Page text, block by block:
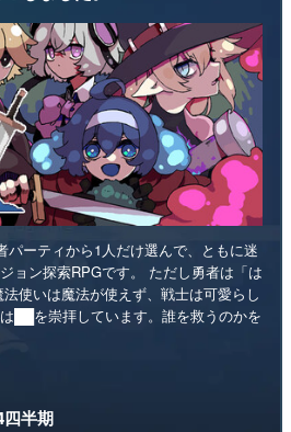
パーティから1人だけ選んで、ともに迷
ョン探索RPGです。 ただし勇者は「は
使いは魔法が使えず、戦士は可愛らし
██を崇拝しています。誰を救うのかを
四半期